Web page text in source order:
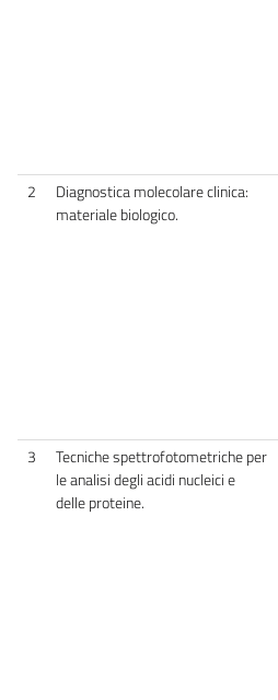
2
Diagnostica molecolare clinica:
materiale biologico.
3
Tecniche spettrofotometriche per
le analisi degli acidi nucleici e
delle proteine.